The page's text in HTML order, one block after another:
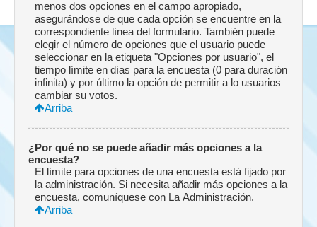
menos dos opciones en el campo apropiado,
asegurándose de que cada opción se encuentre en la
correspondiente línea del formulario. También puede
elegir el número de opciones que el usuario puede
seleccionar en la etiqueta "Opciones por usuario", el
tiempo límite en días para la encuesta (0 para duración
infinita) y por último la opción de permitir a lo usuarios
cambiar su votos.
Arriba
¿Por qué no se puede añadir más opciones a la
encuesta?
El límite para opciones de una encuesta está fijado por
la administración. Si necesita añadir más opciones a la
encuesta, comuníquese con La Administración.
Arriba